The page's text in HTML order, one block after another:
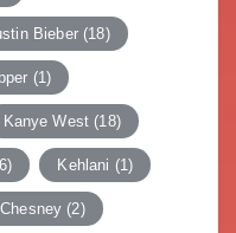
Bieber(18)
(1)
Kanye West (18)
Kehlani (1)
(2)